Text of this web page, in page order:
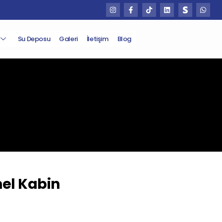
Su Deposu Galeri İletişim Blog
Kabin